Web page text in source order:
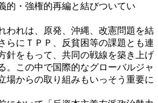
的・強権的再編と結びついてい
われは、原発、沖縄、改憲問題を結
らにＴＰＰ、反貧困等の課題とも連
針をもって、共同の戦線を築き上げ
。この中で国際的なグローバルジャ
場からの取り組みもいっそう重要に